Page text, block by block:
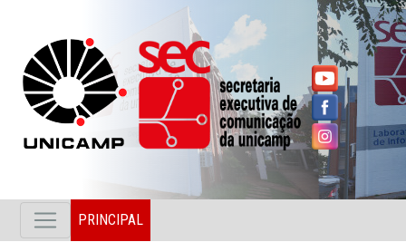
PRINCIPAL